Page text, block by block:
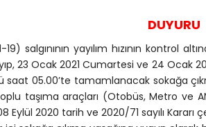
DUYURU
salgınının yayılım hızının kontrol
23 Ocak 2021 Cumartesi ve 24 Ocak
saat 05.00’te tamamlanacak sokağa
taşıma araçları (Otobüs, Metro ve
Eylül 2020 tarih ve 2020/71 sayılı